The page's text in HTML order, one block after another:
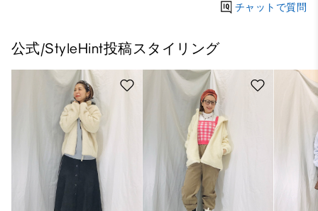
チャットで質問
公式/StyleHint投稿スタイリング